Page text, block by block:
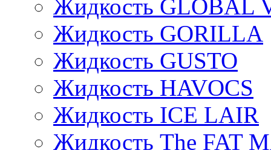
Жидкость GLOBAL
Жидкость GORILLA
Жидкость GUSTO
Жидкость HAVOCS
Жидкость ICE LAIR
Жидкость The FAT